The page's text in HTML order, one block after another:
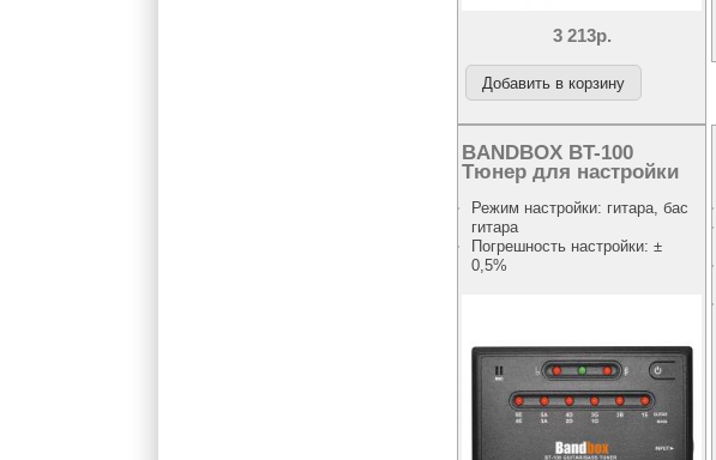
3 213р.
BANDBOX BT-100
Тюнер для настройки
Режим настройки: гитара, бас
гитара
Погрешность настройки: ±
0,5%